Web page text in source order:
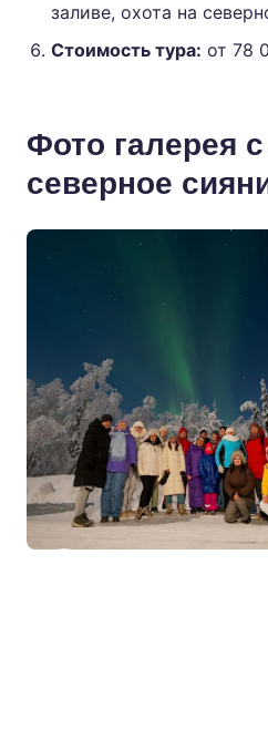
заливе, охота на
Стоимость тура: от 78
Фото галерея
северное